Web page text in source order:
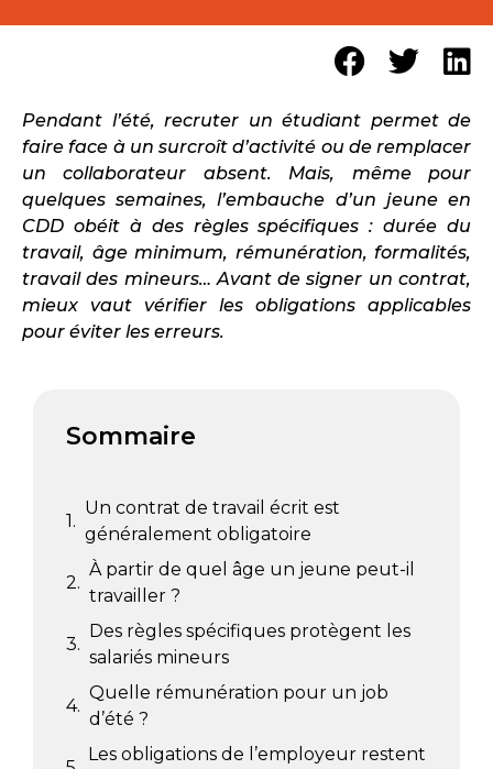
Pendant l’été, recruter un étudiant permet de
faire face à un surcroît d’activité ou de remplacer
un collaborateur absent. Mais, même pour
quelques semaines, l’embauche d’un jeune en
CDD obéit à des règles spécifiques : durée du
travail, âge minimum, rémunération, formalités,
travail des mineurs… Avant de signer un contrat,
mieux vaut vérifier les obligations applicables
pour éviter les erreurs.
Sommaire
Un contrat de travail écrit est
généralement obligatoire
À partir de quel âge un jeune peut-il
travailler ?
Des règles spécifiques protègent les
salariés mineurs
Quelle rémunération pour un job
d’été ?
Les obligations de l’employeur restent